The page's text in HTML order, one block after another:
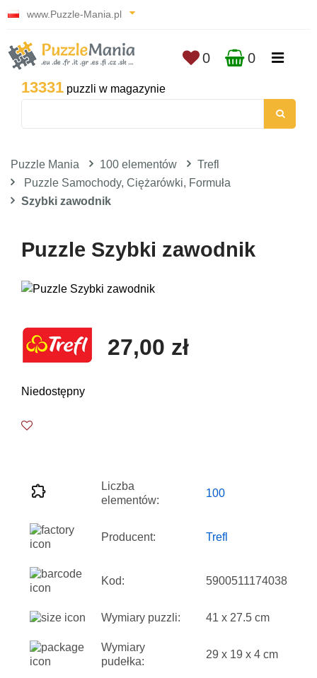
www.Puzzle-Mania.pl
13331 puzzli w magazynie
0 0
Puzzle Mania 100 elementów
Trefl
Puzzle Samochody, Ciężarówki, Formuła
Szybki zawodnik
Puzzle Szybki zawodnik
27,00 zł
Niedostępny
Liczba
elementów:
100
Producent: Trefl
Kod: 5900511174038
Wymiary puzzli: 41 x 27.5 cm
Wymiary
pudełka:
29 x 19 x 4 cm